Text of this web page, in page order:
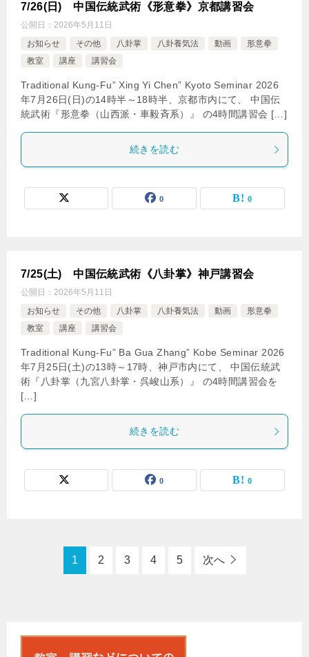
7/26(日) 中国伝統武術《形意拳》京都講習会
公開日： 2026年5月11日
お知らせ
その他 八卦掌 八卦養気法 動画
形意拳
教室
講座 講習会
Traditional Kung-Fu” Xing Yi Chen” Kyoto Seminar 2026
年7月26日(日)の14時半～18時半、京都市内にて、 中国伝
統武術『形意拳（山西派・車毅斉系）』 の4時間講習会 […]
続きを読む
0 0
7/25(土) 中国伝統武術《八卦掌》神戸講習会
公開日： 2026年5月11日
お知らせ
その他 八卦掌 八卦養気法 動画
形意拳
教室
講座 講習会
Traditional Kung-Fu” Ba Gua Zhang” Kobe Seminar 2026
年7月25日(土)の13時～17時、神戸市内にて、 中国伝統武
術『八卦掌（九宮八卦掌・呉峻山系）』 の4時間講習会を
[…]
続きを読む
0 0
1 2 3 4 5 次へ